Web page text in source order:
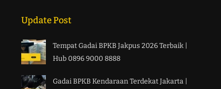
Update Post
Tempat Gadai BPKB Jakpus 2026 Terbaik |
Hub 0896 9000 8888
Gadai BPKB Kendaraan Terdekat Jakarta |